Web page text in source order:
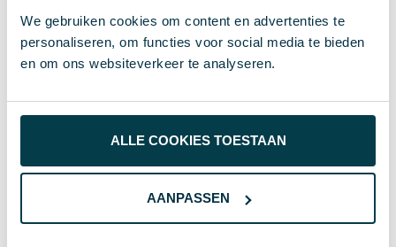
We gebruiken cookies om content en advertenties te
personaliseren, om functies voor social media te bieden
en om ons websiteverkeer te analyseren.
ALLE COOKIES TOESTAAN
AANPASSEN
Afmeting 2,9X5 CM
5 cm
Lengte 2.9 cm
Wat anderen bekijken